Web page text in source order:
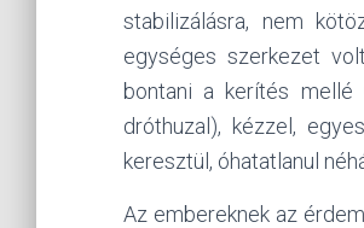
stabilizálásra, nem
egységes szerkezet
bontani a kerítés
dróthuzal), kézzel,
keresztül, óhatatlanul
Az embereknek az